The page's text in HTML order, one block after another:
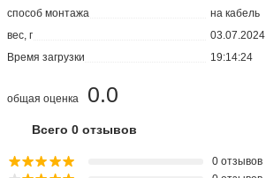
способ монтажа
на кабель
вес, г
03.07.2024
Время загрузки
19:14:24
0.0
общая оценка
Всего 0 отзывов
0 отзывов